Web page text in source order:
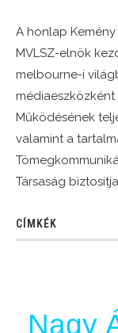
A honlap
MVLSZ-elnök
melbourne-i
Működésének
valamint a
Társaság
CÍMKÉK
Nagy